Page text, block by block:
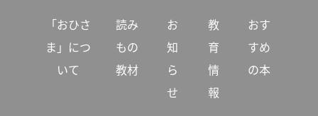
「おひさ
ま」につ
いて
読み
もの
教材
お
知
ら
せ
教
育
情
報
おす
すめ
の本